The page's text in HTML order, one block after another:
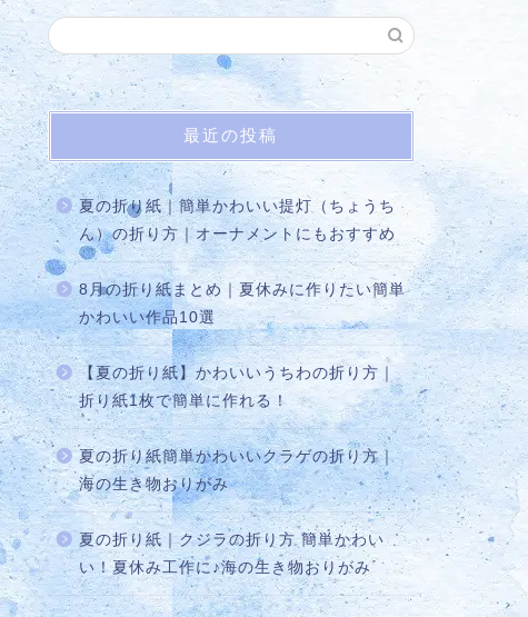
最近の投稿
夏の折り紙｜簡単かわいい提灯（ちょうち
ん）の折り方｜オーナメントにもおすすめ
8月の折り紙まとめ｜夏休みに作りたい簡単
かわいい作品10選
【夏の折り紙】かわいいうちわの折り方｜
折り紙1枚で簡単に作れる！
夏の折り紙簡単かわいいクラゲの折り方｜
海の生き物おりがみ
夏の折り紙｜クジラの折り方 簡単かわい
い！夏休み工作に♪海の生き物おりがみ